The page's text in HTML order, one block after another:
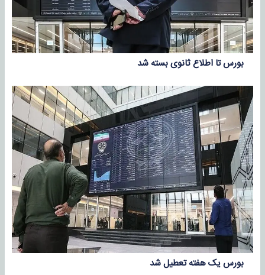
بورس تا اطلاع ثانوی بسته شد
بورس یک هفته تعطیل شد